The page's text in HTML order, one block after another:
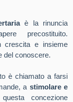
è la rinuncia
precostituito.
crescita e insieme
del conoscere.
è chiamato a farsi
a stimolare e
concezione